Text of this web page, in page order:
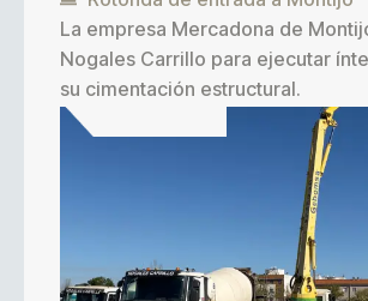
La empresa Mercadona de
Nogales Carrillo para ejecutar
su cimentación estructural.